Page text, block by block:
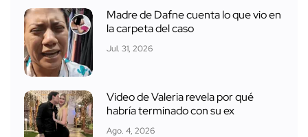
Madre de Dafne cuenta lo que vio en
la carpeta del caso
Jul. 31, 2026
Video de Valeria revela por qué
habría terminado con su ex
Ago. 4, 2026